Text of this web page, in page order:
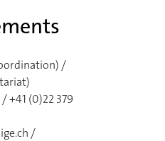
/
+41 (0)22 379
/